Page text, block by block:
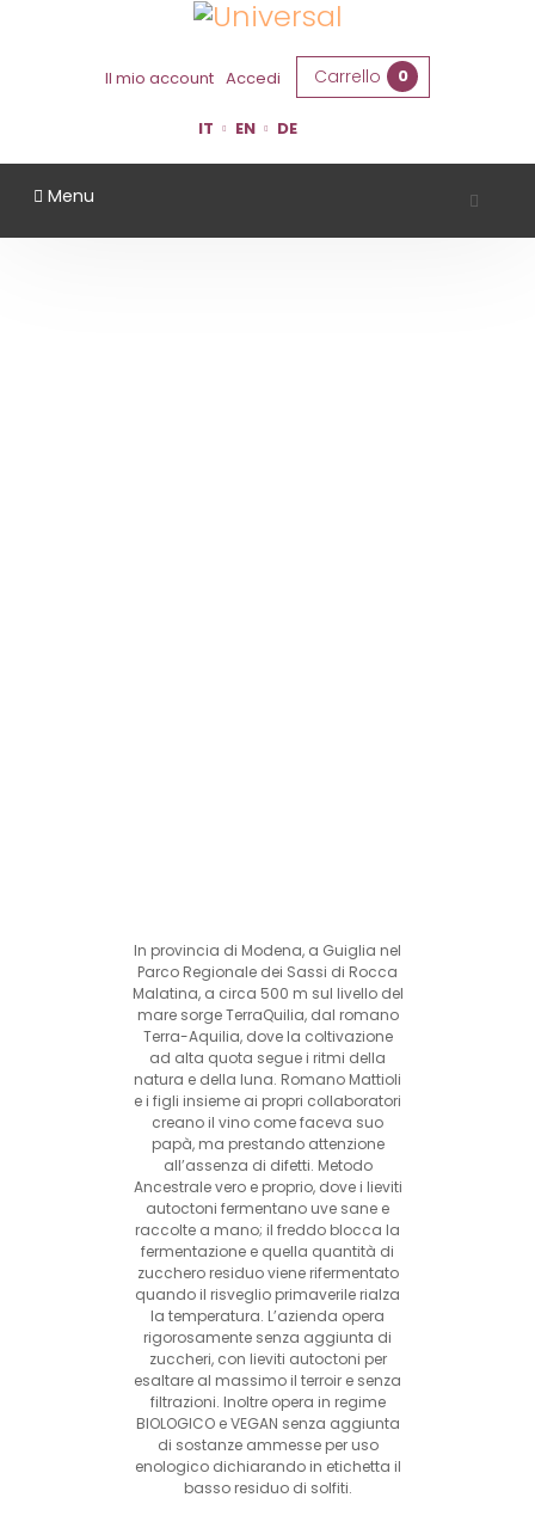
Il mio account Accedi Carrello 0
IT EN DE
Menu
In provincia di Modena, a Guiglia nel
Parco Regionale dei Sassi di Rocca
Malatina, a circa 500 m sul livello del
mare sorge TerraQuilia, dal romano
Terra-Aquilia, dove la coltivazione
ad alta quota segue i ritmi della
natura e della luna. Romano Mattioli
e i figli insieme ai propri collaboratori
creano il vino come faceva suo
papà, ma prestando attenzione
all’assenza di difetti. Metodo
Ancestrale vero e proprio, dove i lieviti
autoctoni fermentano uve sane e
raccolte a mano; il freddo blocca la
fermentazione e quella quantità di
zucchero residuo viene rifermentato
quando il risveglio primaverile rialza
la temperatura. L’azienda opera
rigorosamente senza aggiunta di
zuccheri, con lieviti autoctoni per
esaltare al massimo il terroir e senza
filtrazioni. Inoltre opera in regime
BIOLOGICO e VEGAN senza aggiunta
di sostanze ammesse per uso
enologico dichiarando in etichetta il
basso residuo di solfiti.